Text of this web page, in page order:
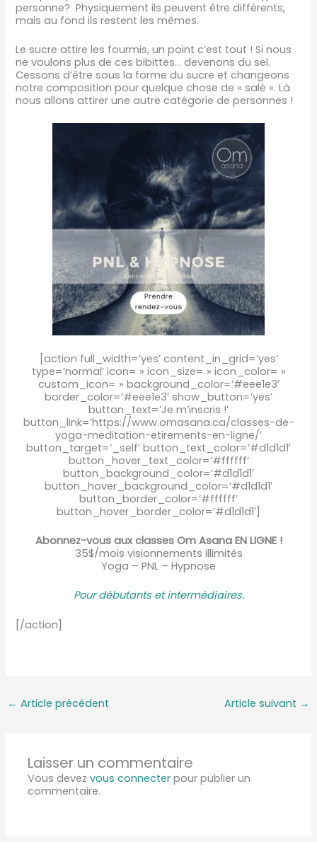
personne? Physiquement ils peuvent être différents,
mais au fond ils restent les mêmes.
Le sucre attire les fourmis, un point c’est tout ! Si nous
ne voulons plus de ces bibittes… devenons du sel.
Cessons d’être sous la forme du sucre et changeons
notre composition pour quelque chose de « salé «. Là
nous allons attirer une autre catégorie de personnes !
[action full_width=’yes’ content_in_grid=’yes’
type=’normal’ icon= » icon_size= » icon_color= »
custom_icon= » background_color=’#eee1e3′
border_color=’#eee1e3′ show_button=’yes’
button_text=’Je m’inscris !’
button_link=’https://www.omasana.ca/classes-de-
yoga-meditation-etirements-en-ligne/’
button_target=’_self’ button_text_color=’#d1d1d1′
button_hover_text_color=’#ffffff’
button_background_color=’#d1d1d1′
button_hover_background_color=’#d1d1d1′
button_border_color=’#ffffff’
button_hover_border_color=’#d1d1d1′]
Abonnez-vous aux classes Om Asana EN LIGNE !
35$/mois visionnements illimités
Yoga – PNL – Hypnose
Pour débutants et intermédiaires.
[/action]
← Article précédent Article suivant →
Laisser un commentaire
Vous devezvous connecter pour publier un
commentaire.